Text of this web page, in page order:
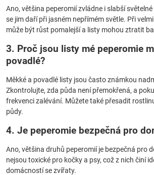
Ano, většina peperomií zvládne i slabší
se jim daří při jasném nepřímém světle. Při
může být růst pomalejší a listy mohou ztratit
3. Proč jsou listy mé peperomie
povadlé?
Měkké a povadlé listy jsou často známkou
Zkontrolujte, zda půda není přemokřená, a
frekvenci zalévání. Můžete také přesadit
půdy.
4. Je peperomie bezpečná pro
Ano, většina druhů peperomií je bezpečná pro
nejsou toxické pro kočky a psy, což z nich činí
domácností se zvířaty.